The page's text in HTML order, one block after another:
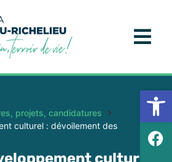
projets, candidatures
culturel : dévoilement des
culturel :